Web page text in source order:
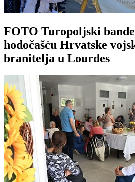
FOTO Turopoljski
hodočašću Hrvatske
branitelja u Lourdes